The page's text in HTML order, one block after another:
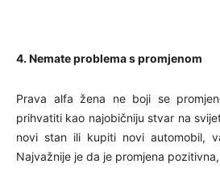
4. Nemate problema s promjenom
Prava alfa žena ne boji se
prihvatiti kao najobičniju stvar na
novi stan ili kupiti novi automobil,
Najvažnije je da je promjena